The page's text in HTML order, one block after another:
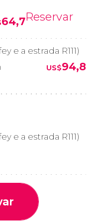
64,7Reservar
e a estrada R111)
US$94,8
e a estrada R111)